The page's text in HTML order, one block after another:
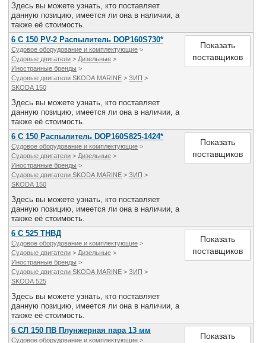
Здесь вы можете узнать, кто поставляет
данную позицию, имеется ли она в наличии, а
также её стоимость.
6 С 150 PV-2 Распылитель DOP160S730*
Судовое оборудование и комплектующие >
Судовые двигатели > Дизельные >
Иностранные бренды >
Судовые двигатели SKODA MARINE > ЗИП >
SKODA 150
Здесь вы можете узнать, кто поставляет
данную позицию, имеется ли она в наличии, а
также её стоимость.
Показать
поставщиков
6 С 150 Распылитель DOP160S825-1424*
Судовое оборудование и комплектующие >
Судовые двигатели > Дизельные >
Иностранные бренды >
Судовые двигатели SKODA MARINE > ЗИП >
SKODA 150
Здесь вы можете узнать, кто поставляет
данную позицию, имеется ли она в наличии, а
также её стоимость.
Показать
поставщиков
6 С 525 ТНВД
Судовое оборудование и комплектующие >
Судовые двигатели > Дизельные >
Иностранные бренды >
Судовые двигатели SKODA MARINE > ЗИП >
SKODA 525
Здесь вы можете узнать, кто поставляет
данную позицию, имеется ли она в наличии, а
также её стоимость.
Показать
поставщиков
6 СЛ 150 ПВ Плунжерная пара 13 мм
Судовое оборудование и комплектующие >
Показать